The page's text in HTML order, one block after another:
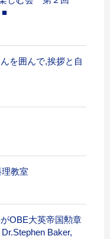
■
を囲んで,挨拶と自
教室
OBE大英帝国勲章
Baker,